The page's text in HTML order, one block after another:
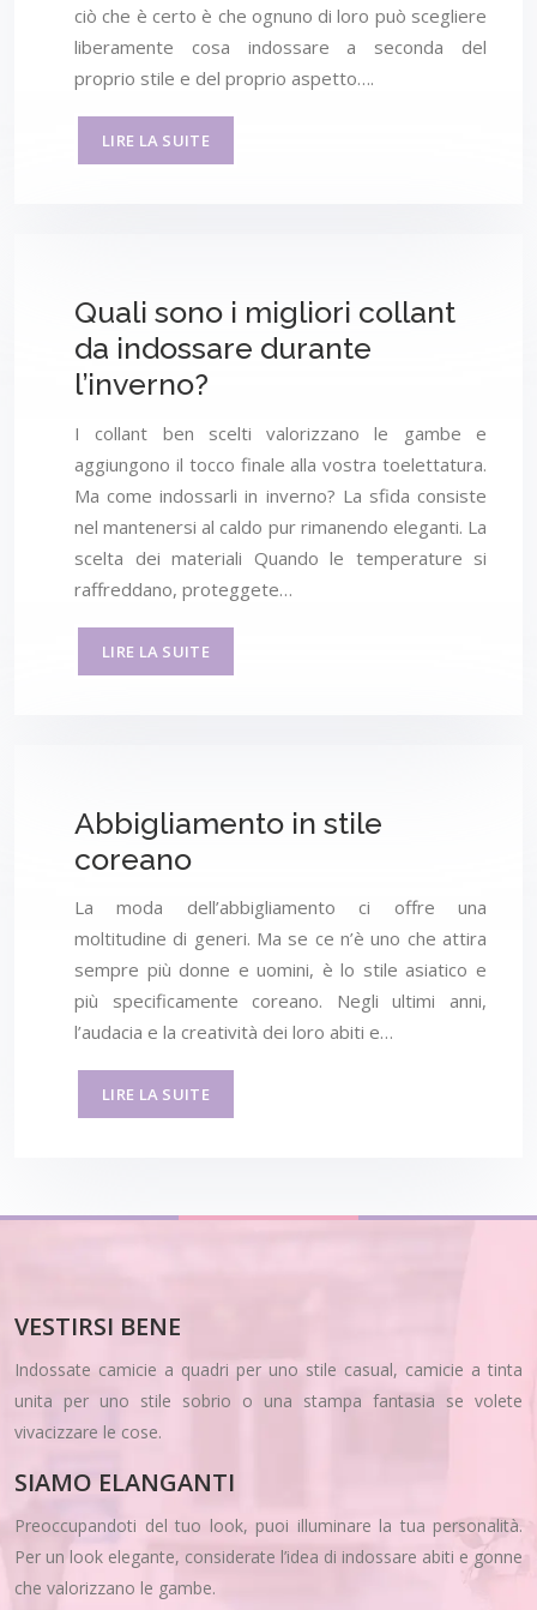
ciò che è certo è che ognuno di loro può scegliere
liberamente cosa indossare a seconda del
proprio stile e del proprio aspetto….
LIRE LA SUITE
Quali sono i migliori collant
da indossare durante
l’inverno?
I collant ben scelti valorizzano le gambe e
aggiungono il tocco finale alla vostra toelettatura.
Ma come indossarli in inverno? La sfida consiste
nel mantenersi al caldo pur rimanendo eleganti. La
scelta dei materiali Quando le temperature si
raffreddano, proteggete…
LIRE LA SUITE
Abbigliamento in stile
coreano
La moda dell’abbigliamento ci offre una
moltitudine di generi. Ma se ce n’è uno che attira
sempre più donne e uomini, è lo stile asiatico e
più specificamente coreano. Negli ultimi anni,
l’audacia e la creatività dei loro abiti e…
LIRE LA SUITE
VESTIRSI BENE
Indossate camicie a quadri per uno stile casual, camicie a tinta
unita per uno stile sobrio o una stampa fantasia se volete
vivacizzare le cose.
SIAMO ELANGANTI
Preoccupandoti del tuo look, puoi illuminare la tua personalità.
Per un look elegante, considerate l’idea di indossare abiti e gonne
che valorizzano le gambe.